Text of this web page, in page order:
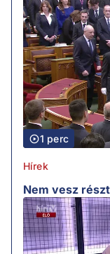
1 perc
Hírek
Nem vesz